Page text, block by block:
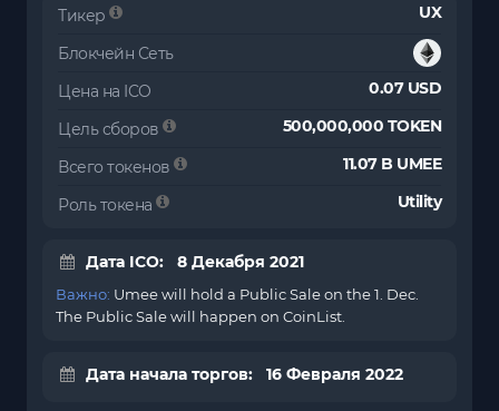
Тикер UX
Блокчейн Сеть
Цена на ICO
0.07 USD
Цель сборов 500,000,000 TOKEN
Всего токенов 11.07 B UMEE
Роль токена Utility
Дата ICO: 8 Декабря 2021
Важно: Umee will hold a Public Sale on the 1. Dec.
The Public Sale will happen on CoinList.
Дата начала торгов: 16 Февраля 2022